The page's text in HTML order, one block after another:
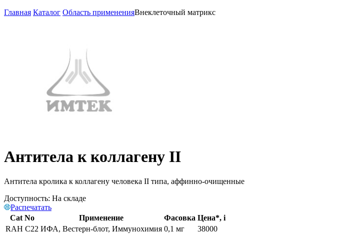
Главная Каталог Область примененияВнеклеточный матрикс
Антитела к коллагену II
Антитела кролика к коллагену человека II типа, аффинно-очищенные
Доступность: На складе
Распечатать
Cat No
Применение Фасовка Цена*, i
RAH C22 ИФА, Вестерн-блот, Иммунохимия 0,1 мг 38000